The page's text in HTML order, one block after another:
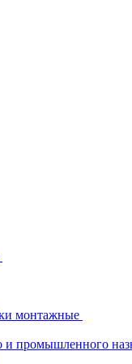
монтажные
и промышленного